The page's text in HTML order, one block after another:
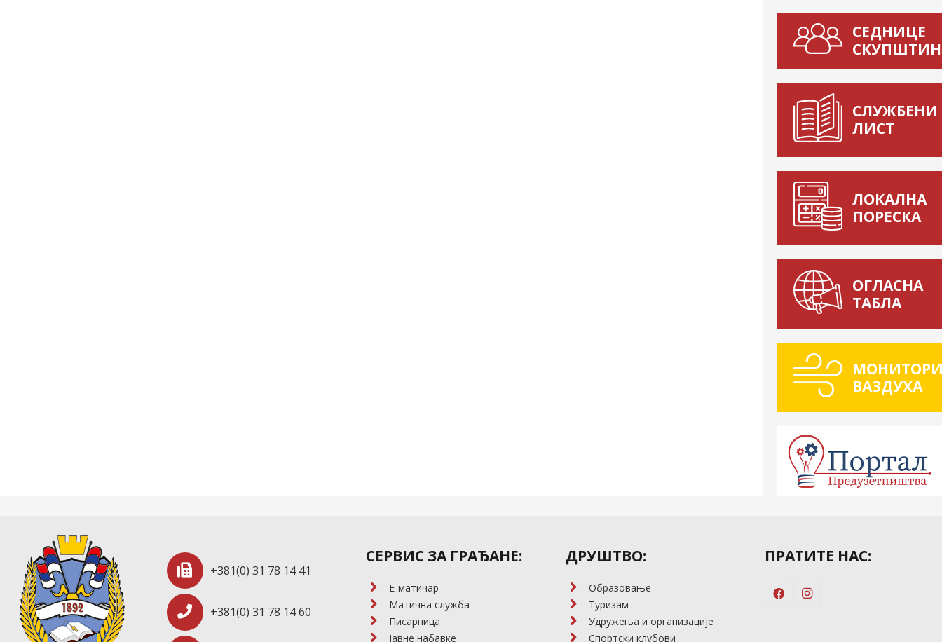
СЕДНИЦЕ
СЛУЖБЕНИ
ЛИСТ
ЛОКАЛНА
ПОРЕСКА
ОГЛАСНА
ТАБЛА
ВАЗДУХА
+381(0) 31 78 14 41
+381(0) 31 78 14 60
СЕРВИС ЗА ГРАЂАНЕ:
E-матичар
Матична служба
Писарница
Јавне набавке
ДРУШТВО:
Образовање
Туризам
Удружења и организације
Спортски клубови
ПРАТИТЕ НАС: